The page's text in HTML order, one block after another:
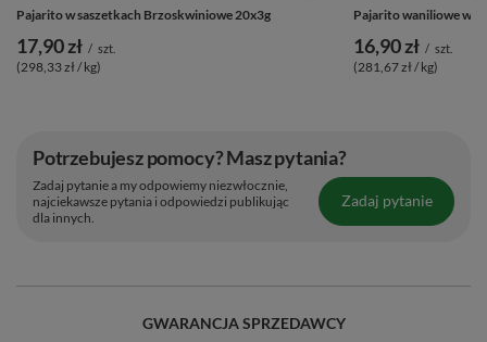
Pajarito w saszetkach Brzoskwiniowe 20x3g
17,90 zł / szt.
(298,33 zł / kg)
Pajarito waniliowe w
16,90 zł / szt.
(281,67 zł / kg)
Potrzebujesz pomocy? Masz pytania?
Zadaj pytanie a my odpowiemy niezwłocznie,
najciekawsze pytania i odpowiedzi publikując
dla innych.
Zadaj pytanie
GWARANCJA SPRZEDAWCY